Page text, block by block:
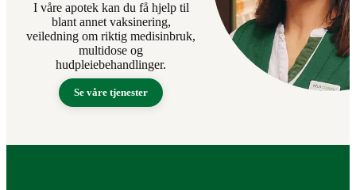
I våre apotek kan du få hjelp til
blant annet vaksinering,
veiledning om riktig medisinbruk,
multidose og
hudpleiebehandlinger.
Se våre tjenester